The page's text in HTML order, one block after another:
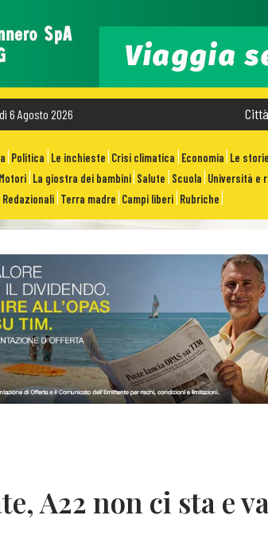
6 Agosto 2026
Politica Le inchieste Crisi climatica Economia Le storie
Motori La giostra dei bambini Salute Scuola Università e
Redazionali Terra madre Campi liberi Rubriche
A22 non ci sta e